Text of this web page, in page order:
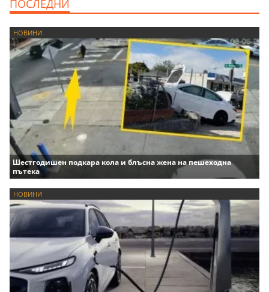
ПОСЛЕДНИ
НОВИНИ
Шестгодишен подкара кола и блъсна жена на пешеходна
пътека
НОВИНИ